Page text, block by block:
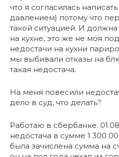
что я согласилась
давлением) потому что
такой ситуацией. И должна
на кухне, это же не моя
недостачи на кухни
мы выбивали отказы на
такая недостача.
На меня повесили
дело в суд, что делать?
Работаю в сбербанке.
недостача в сумме 1 300
была зачислена сумма на